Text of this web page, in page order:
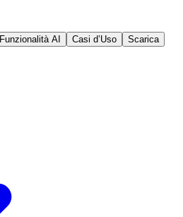
Funzionalità AI Casi d’Uso Scarica